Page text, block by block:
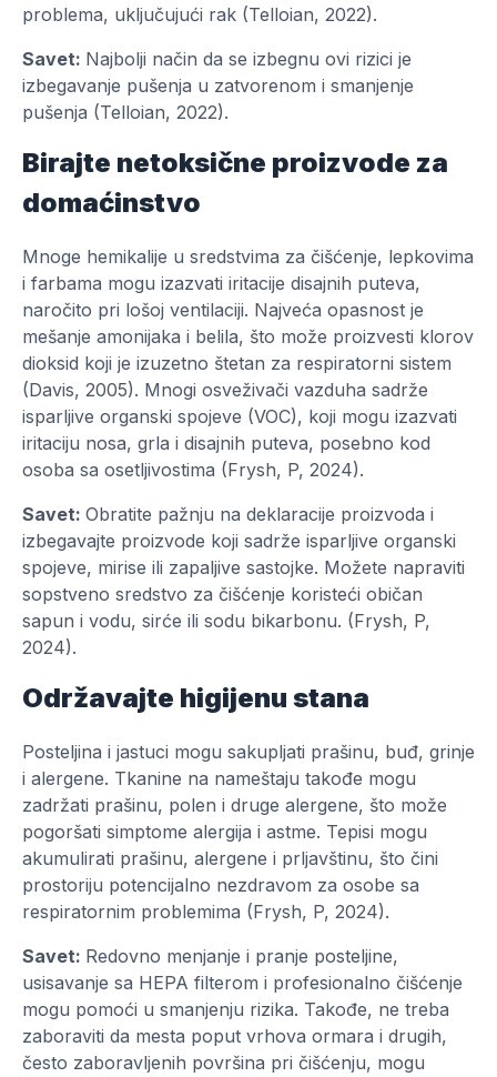
problema, uključujući rak (Telloian, 2022).
Savet: Najbolji način da se izbegnu ovi rizici je
izbegavanje pušenja u zatvorenom i smanjenje
pušenja (Telloian, 2022).
Birajte netoksične proizvode za
domaćinstvo
Mnoge hemikalije u sredstvima za čišćenje, lepkovima
i farbama mogu izazvati iritacije disajnih puteva,
naročito pri lošoj ventilaciji. Najveća opasnost je
mešanje amonijaka i belila, što može proizvesti klorov
dioksid koji je izuzetno štetan za respiratorni sistem
(Davis, 2005). Mnogi osveživači vazduha sadrže
isparljive organski spojeve (VOC), koji mogu izazvati
iritaciju nosa, grla i disajnih puteva, posebno kod
osoba sa osetljivostima (Frysh, P, 2024).
Savet: Obratite pažnju na deklaracije proizvoda i
izbegavajte proizvode koji sadrže isparljive organski
spojeve, mirise ili zapaljive sastojke. Možete napraviti
sopstveno sredstvo za čišćenje koristeći običan
sapun i vodu, sirće ili sodu bikarbonu. (Frysh, P,
2024).
Održavajte higijenu stana
Posteljina i jastuci mogu sakupljati prašinu, buđ, grinje
i alergene. Tkanine na nameštaju takođe mogu
zadržati prašinu, polen i druge alergene, što može
pogoršati simptome alergija i astme. Tepisi mogu
akumulirati prašinu, alergene i prljavštinu, što čini
prostoriju potencijalno nezdravom za osobe sa
respiratornim problemima (Frysh, P, 2024).
Savet: Redovno menjanje i pranje posteljine,
usisavanje sa HEPA filterom i profesionalno čišćenje
mogu pomoći u smanjenju rizika. Takođe, ne treba
zaboraviti da mesta poput vrhova ormara i drugih,
često zaboravljenih površina pri čišćenju, mogu